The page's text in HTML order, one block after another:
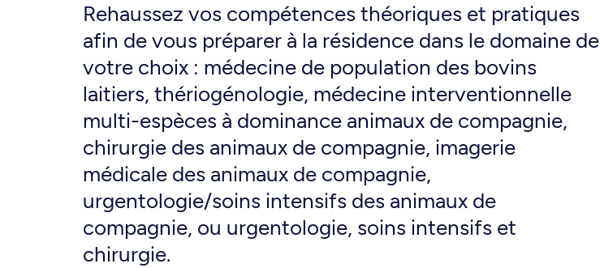
Rehaussez vos compétences théoriques et pratiques
afin de vous préparer à la résidence dans le domaine de
votre choix : médecine de population des bovins
laitiers, thériogénologie, médecine interventionnelle
multi-espèces à dominance animaux de compagnie,
chirurgie des animaux de compagnie, imagerie
médicale des animaux de compagnie,
urgentologie/soins intensifs des animaux de
compagnie, ou urgentologie, soins intensifs et
chirurgie.